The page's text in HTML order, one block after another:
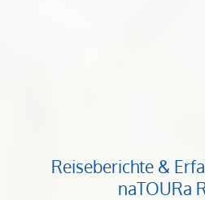
Reiseberichte &
naTOURa